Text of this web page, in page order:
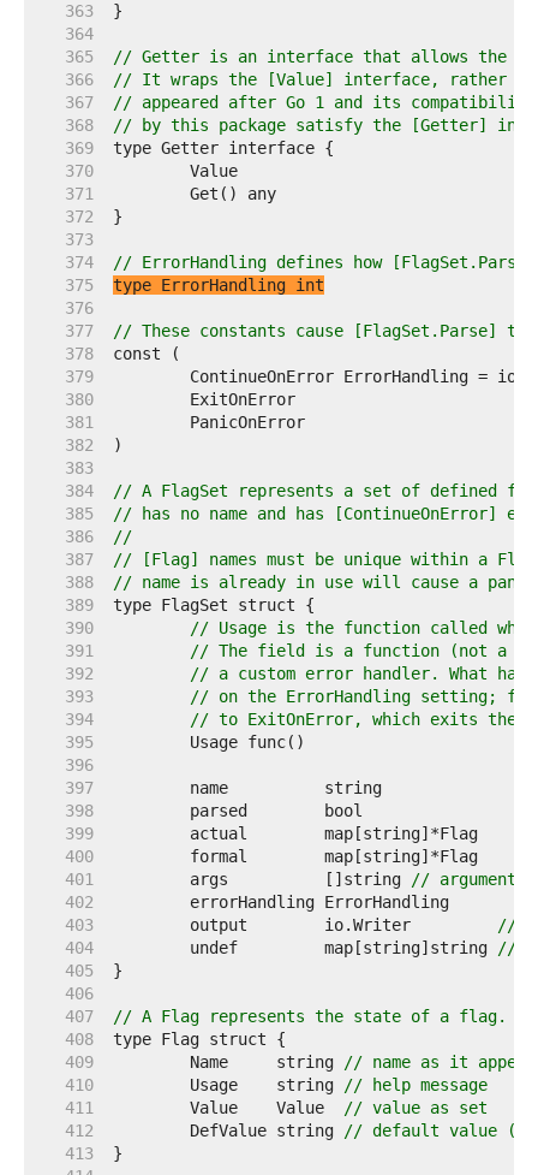
   363
   364
   365
// Getter is an interface that allows the
   366
// It wraps the [Value] interface, rather
   367
// appeared after Go 1 and its
   368
// by this package satisfy the [Getter]
   369
   370
   371
   372
   373
   374
// ErrorHandling defines how
   375
type ErrorHandling int
   376
   377
// These constants cause [FlagSet.Parse]
   378
   379
ContinueOnError ErrorHandling =
   380
   381
   382
   383
   384
// A FlagSet represents a set of defined
   385
// has no name and has [ContinueOnError]
   386
//
   387
// [Flag] names must be unique within a
   388
// name is already in use will cause a
   389
   390
// Usage is the function called
   391
// The field is a function (not a
   392
// a custom error handler. What
   393
// on the ErrorHandling setting;
   394
// to ExitOnError, which exits the
   395
   396
   397
   398
   399
   400
   401
	args          []string
//
   402
   403
	output        io.Writer
//
   404
	undef         map[string]string
//
   405
   406
   407
// A Flag represents the state of a flag.
   408
   409
	Name     string
// name as it
   410
	Usage    string
// help message
   411
	Value    Value
// value as set
   412
	DefValue string
// default value (as
   413